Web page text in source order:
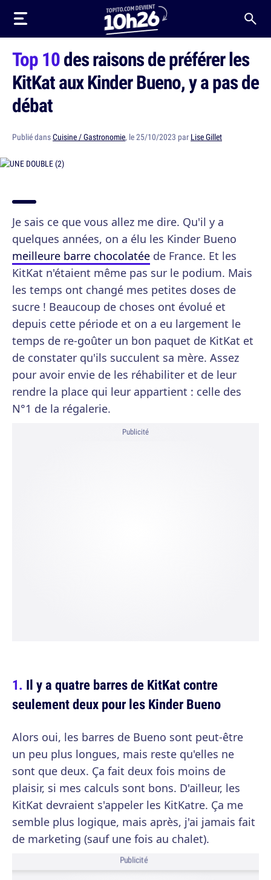
Top 10des raisons de préférer les
KitKat aux Kinder Bueno, y a pas de
débat
Publié dansCuisine / Gastronomie, le 25/10/2023 par Lise Gillet
Je sais ce que vous allez me dire. Qu'il y a
quelques années, on a élu les Kinder Bueno
meilleure barre chocolatée de France. Et les
KitKat n'étaient même pas sur le podium. Mais
les temps ont changé mes petites doses de
sucre ! Beaucoup de choses ont évolué et
depuis cette période et on a eu largement le
temps de re-goûter un bon paquet de KitKat et
de constater qu'ils succulent sa mère. Assez
pour avoir envie de les réhabiliter et de leur
rendre la place qui leur appartient : celle des
N°1 de la régalerie.
Publicité
Il y a quatre barres de KitKat contre
seulement deux pour les Kinder Bueno
Alors oui, les barres de Bueno sont peut-être
un peu plus longues, mais reste qu'elles ne
sont que deux. Ça fait deux fois moins de
plaisir, si mes calculs sont bons. D'ailleur, les
KitKat devraient s'appeler les KitKatre. Ça me
semble plus logique, mais après, j'ai jamais fait
de marketing (sauf une fois au chalet).
Publicité